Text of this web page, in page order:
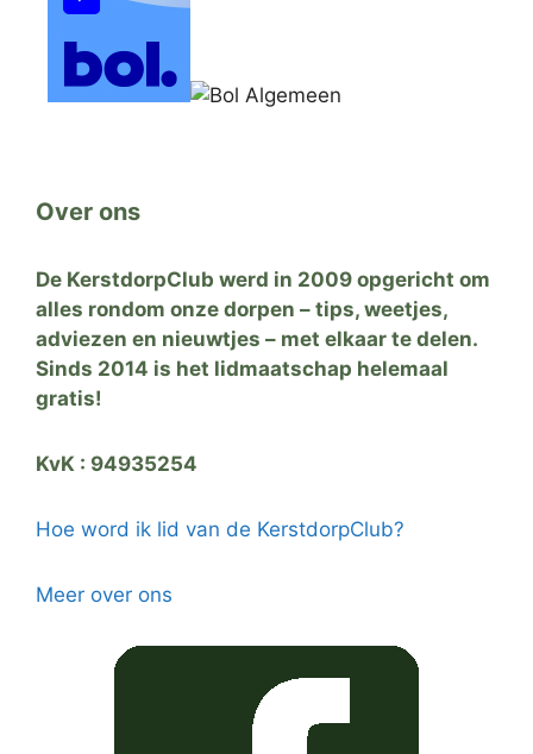
Over ons
De KerstdorpClub werd in 2009 opgericht om
alles rondom onze dorpen – tips, weetjes,
adviezen en nieuwtjes – met elkaar te delen.
Sinds 2014 is het lidmaatschap helemaal
gratis!
KvK : 94935254
Hoe word ik lid van de KerstdorpClub?
Meer over ons